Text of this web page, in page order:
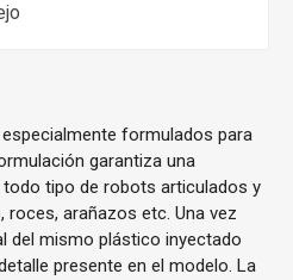
formulados para
garantiza una
tipo de robots articulados y
arañazos etc. Una vez
del mismo plástico inyectado
presente en el modelo. La